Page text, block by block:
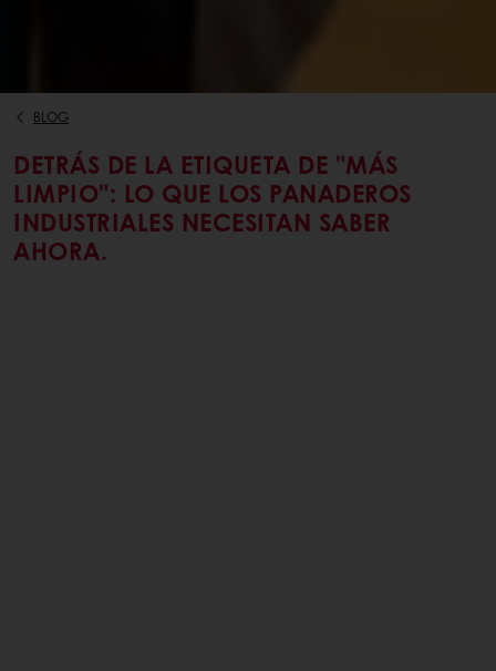
BLOG
DETRÁS DE LA ETIQUETA DE "MÁS
LIMPIO": LO QUE LOS PANADEROS
INDUSTRIALES NECESITAN SABER
AHORA.